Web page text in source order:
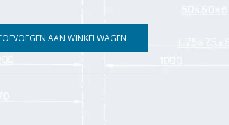
AAN WINKELWAGEN